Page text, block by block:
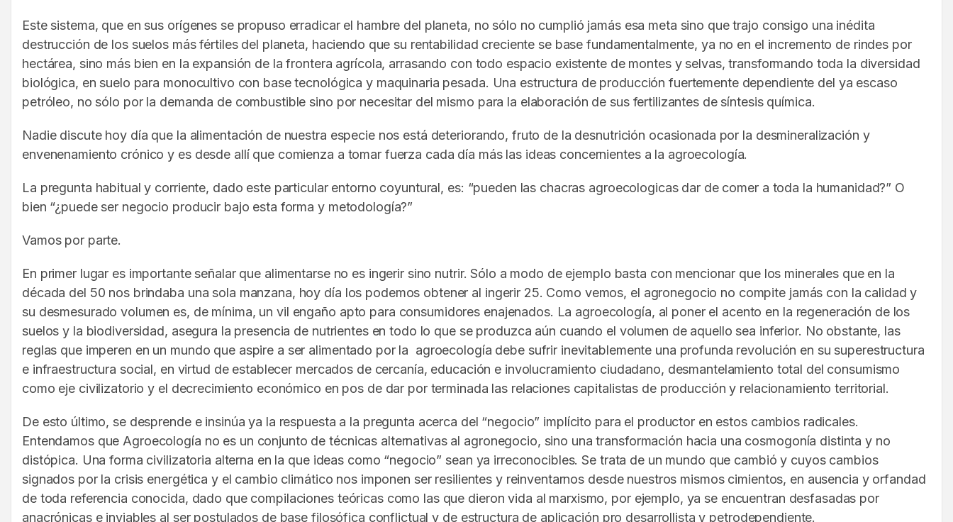
Este sistema, que en sus orígenes se propuso erradicar el hambre del planeta, no sólo no cumplió jamás esa meta sino que trajo consigo una inédita
destrucción de los suelos más fértiles del planeta, haciendo que su rentabilidad creciente se base fundamentalmente, ya no en el incremento de rindes por
hectárea, sino más bien en la expansión de la frontera agrícola, arrasando con todo espacio existente de montes y selvas, transformando toda la diversidad
biológica, en suelo para monocultivo con base tecnológica y maquinaria pesada. Una estructura de producción fuertemente dependiente del ya escaso
petróleo, no sólo por la demanda de combustible sino por necesitar del mismo para la elaboración de sus fertilizantes de síntesis química.
Nadie discute hoy día que la alimentación de nuestra especie nos está deteriorando, fruto de la desnutrición ocasionada por la desmineralización y
envenenamiento crónico y es desde allí que comienza a tomar fuerza cada día más las ideas concernientes a la agroecología.
La pregunta habitual y corriente, dado este particular entorno coyuntural, es: “pueden las chacras agroecologicas dar de comer a toda la humanidad?” O
bien “¿puede ser negocio producir bajo esta forma y metodología?”
Vamos por parte.
En primer lugar es importante señalar que alimentarse no es ingerir sino nutrir. Sólo a modo de ejemplo basta con mencionar que los minerales que en la
década del 50 nos brindaba una sola manzana, hoy día los podemos obtener al ingerir 25. Como vemos, el agronegocio no compite jamás con la calidad y
su desmesurado volumen es, de mínima, un vil engaño apto para consumidores enajenados. La agroecología, al poner el acento en la regeneración de los
suelos y la biodiversidad, asegura la presencia de nutrientes en todo lo que se produzca aún cuando el volumen de aquello sea inferior. No obstante, las
reglas que imperen en un mundo que aspire a ser alimentado por la agroecología debe sufrir inevitablemente una profunda revolución en su superestructura
e infraestructura social, en virtud de establecer mercados de cercanía, educación e involucramiento ciudadano, desmantelamiento total del consumismo
como eje civilizatorio y el decrecimiento económico en pos de dar por terminada las relaciones capitalistas de producción y relacionamiento territorial.
De esto último, se desprende e insinúa ya la respuesta a la pregunta acerca del “negocio” implícito para el productor en estos cambios radicales.
Entendamos que Agroecología no es un conjunto de técnicas alternativas al agronegocio, sino una transformación hacia una cosmogonía distinta y no
distópica. Una forma civilizatoria alterna en la que ideas como “negocio” sean ya irreconocibles. Se trata de un mundo que cambió y cuyos cambios
signados por la crisis energética y el cambio climático nos imponen ser resilientes y reinventarnos desde nuestros mismos cimientos, en ausencia y orfandad
de toda referencia conocida, dado que compilaciones teóricas como las que dieron vida al marxismo, por ejemplo, ya se encuentran desfasadas por
anacrónicas e inviables al ser postulados de base filosófica conflictual y de estructura de aplicación pro desarrollista y petrodependiente.